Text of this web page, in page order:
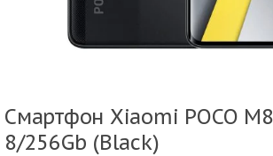
Смартфон Xiaomi POCO M8
8/256Gb (Black)